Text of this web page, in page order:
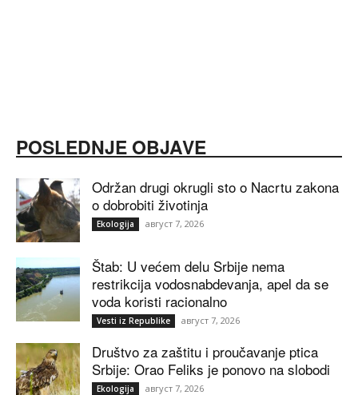
POSLEDNJE OBJAVE
Održan drugi okrugli sto o Nacrtu zakona
o dobrobiti životinja
Ekologija август 7, 2026
Štab: U većem delu Srbije nema
restrikcija vodosnabdevanja, apel da se
voda koristi racionalno
Vesti iz Republike август 7, 2026
Društvo za zaštitu i proučavanje ptica
Srbije: Orao Feliks je ponovo na slobodi
Ekologija август 7, 2026